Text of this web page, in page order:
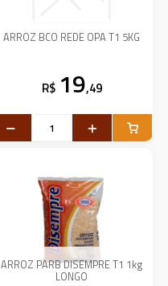
ARROZ BCO REDE OPA T1 5KG
R$ 19,49
ARROZ PARB DISEMPRE T1 1kg
LONGO